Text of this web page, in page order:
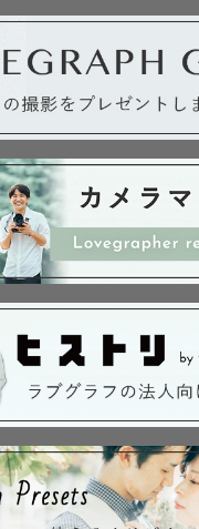
でいただけるよう、事前
ヒアリングします。「ど
い小物」「撮影への想い
ください。
ビデオ通話やZoomでの
んなカメラマンが来る
囲気を知っていただける
に込める思い
間」を形に残せる特別な
方にも楽しんでいただけ
お届けしながら、その時
いまで写真に残します。
素敵な一枚を作りましょ